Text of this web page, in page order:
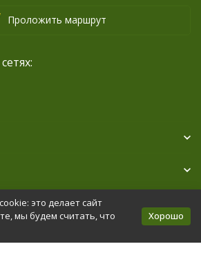
Проложить маршрут
данных Карта сайта
это делает сайт
мы будем считать, что
Хорошо